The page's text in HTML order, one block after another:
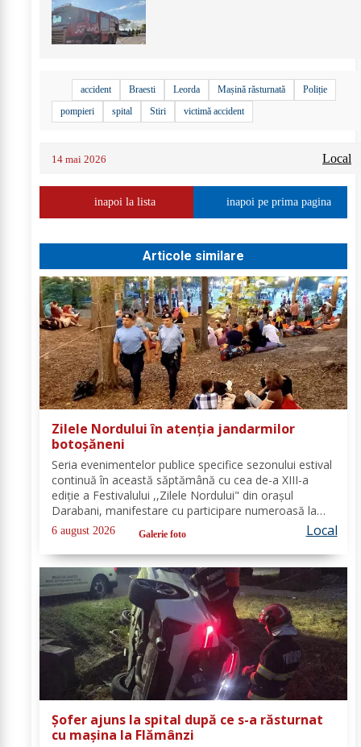
accident Braesti Leorda Mașină răsturnată
Poliție
pompieri
spital Stiri victimă accident
14 mai 2026 Local
inapoi la lista inapoi pe prima pagina
Articole similare
Zilele Nordului în atenția jandarmilor
botoșăneni
Seria evenimentelor publice specifice sezonului estival
continuă în această săptămână cu cea de-a XIII-a
ediție a Festivalului ,,Zilele Nordului" din orașul
Darabani, manifestare cu participare numeroasă la
care Inspectoratul de Jandarmi Județean Botoșani, în
cooperare cu partenerii instituționali,...
6 august 2026 Galerie foto Local
Șofer ajuns la spital după ce s-a răsturnat
cu mașina la Flămânzi